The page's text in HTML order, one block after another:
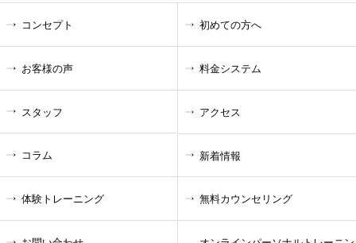
コンセプト 初めての方へ
お客様の声 料金システム
スタッフ アクセス
コラム 新着情報
体験トレーニング 無料カウンセリング